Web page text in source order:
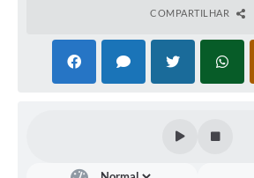
Arquivos para Download
Contas Públicas
COMPARTILHAR